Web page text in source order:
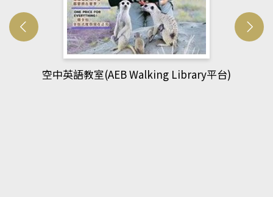
網管人(kono平台)